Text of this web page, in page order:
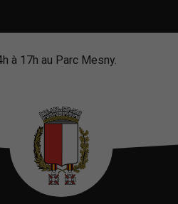
à 17h au Parc Mesny.